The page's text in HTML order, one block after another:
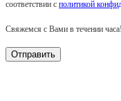
соответствии с политикой
Свяжемся с Вами в течении